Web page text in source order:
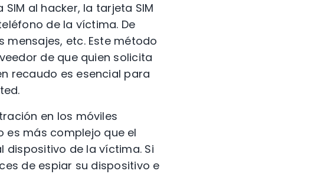
al hacker, la tarjeta SIM
de la víctima. De
etc. Este método
de que quien solicita
recaudo es esencial para
en los móviles
es más complejo que el
dispositivo de la víctima. Si
de espiar su dispositivo e